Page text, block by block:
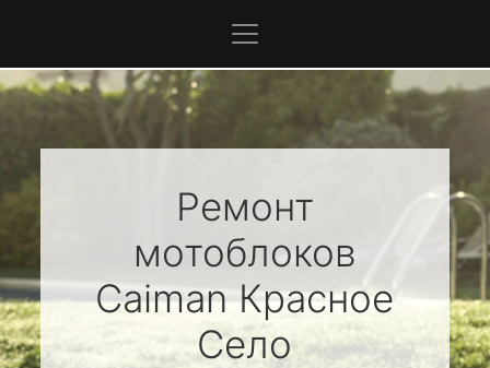
Ремонт
мотоблоков
CaimanКрасное
Село